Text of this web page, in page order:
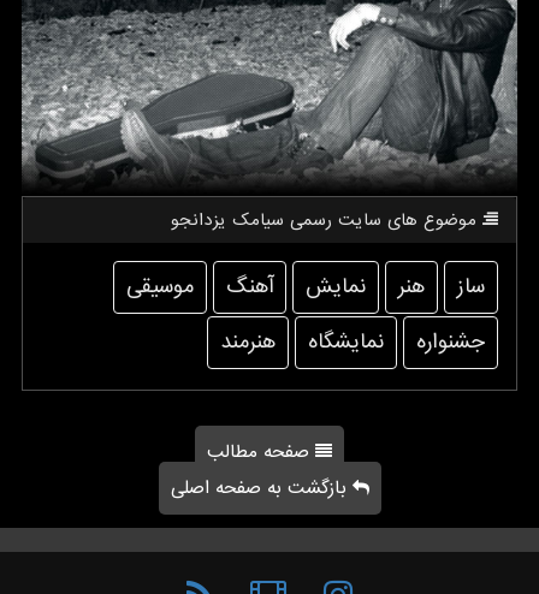
موضوع های سایت رسمی سیامك یزدانجو
ساز هنر نمایش آهنگ
موسیقی
جشنواره
نمایشگاه هنرمند
صفحه مطالب
بازگشت به صفحه اصلی